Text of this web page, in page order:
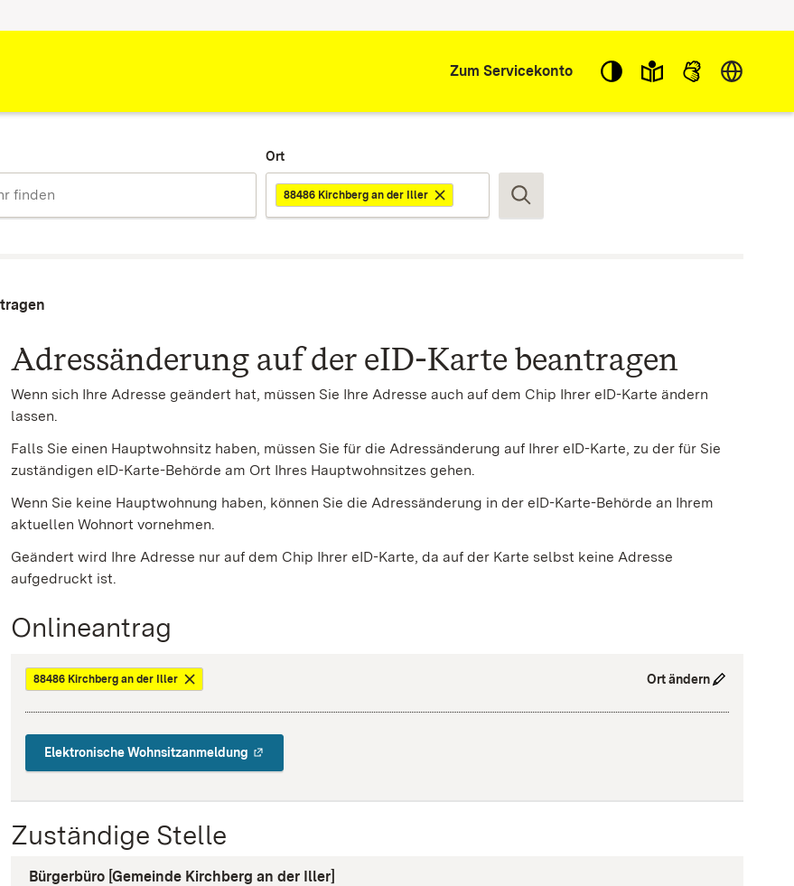
Zum Servicekonto Sprache
Ort
88486 Kirchberg an der Iller
Suchen
Adressänderung auf der eID-Karte beantragen
Wenn sich Ihre Adresse geändert hat, müssen Sie Ihre Adresse auch auf dem Chip Ihrer eID-Karte ändern
lassen.
Falls Sie einen Hauptwohnsitz haben, müssen Sie für die Adressänderung auf Ihrer eID-Karte, zu der für Sie
zuständigen eID-Karte-Behörde am Ort Ihres Hauptwohnsitzes gehen.
Wenn Sie keine Hauptwohnung haben, können Sie die Adressänderung in der eID-Karte-Behörde an Ihrem
aktuellen Wohnort vornehmen.
Geändert wird Ihre Adresse nur auf dem Chip Ihrer eID-Karte, da auf der Karte selbst keine Adresse
aufgedruckt ist.
Onlineantrag
88486 Kirchberg an der Iller Ort ändern
Elektronische Wohnsitzanmeldung
Zuständige Stelle
Bürgerbüro [Gemeinde Kirchberg an der Iller]